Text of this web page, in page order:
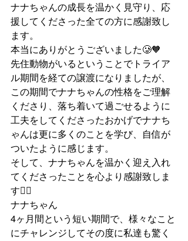
ナナちゃんの成長を温かく見守り、応
援してくださった全ての方に感謝致し
ます。
本当にありがとうございました🥲🧡
先住動物がいるということでトライア
ル期間を経ての譲渡になりましたが、
この期間でナナちゃんの性格をご理解
くださり、落ち着いて過ごせるように
工夫をしてくださったおかげでナナち
ゃんは更に多くのことを学び、自信が
ついたように感じます。
そして、ナナちゃんを温かく迎え入れ
てくださったことを心より感謝致しま
す🙇‍♂️
ナナちゃん
4ヶ月間という短い期間で、様々なこと
にチャレンジしてその度に私達も驚く